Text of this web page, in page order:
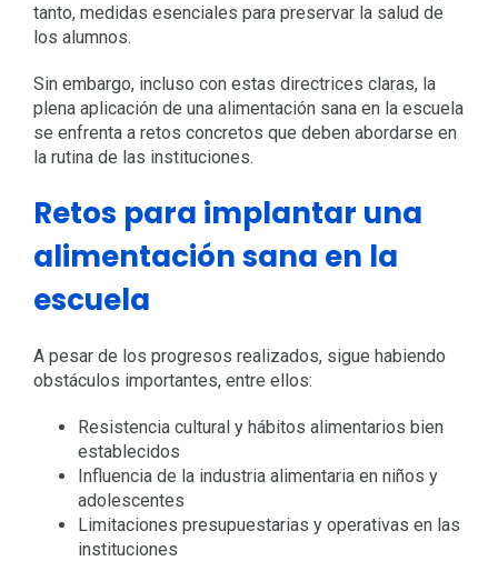
tanto, medidas esenciales para preservar la salud de
los alumnos.
Sin embargo, incluso con estas directrices claras, la
plena aplicación de una alimentación sana en la escuela
se enfrenta a retos concretos que deben abordarse en
la rutina de las instituciones.
Retos para implantar una
alimentación sana en la
escuela
A pesar de los progresos realizados, sigue habiendo
obstáculos importantes, entre ellos:
Resistencia cultural y hábitos alimentarios bien
establecidos
Influencia de la industria alimentaria en niños y
adolescentes
Limitaciones presupuestarias y operativas en las
instituciones